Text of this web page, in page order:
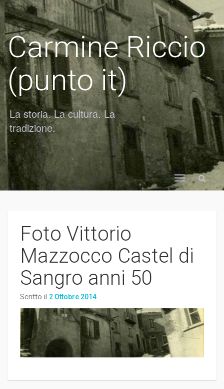
Carmine Riccio
(punto it)
La storia. La cultura. La
tradizione.
Toggle
navigation
Foto Vittorio
Mazzocco Castel di
Sangro anni 50
Scritto il 2 Ottobre 2014